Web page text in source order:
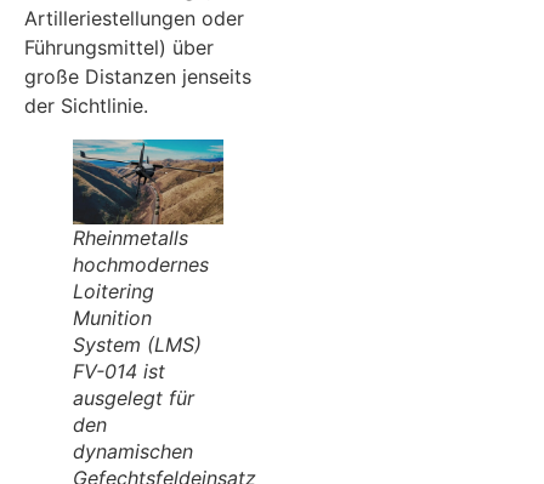
Artilleriestellungen oder
Führungsmittel) über
große Distanzen jenseits
der Sichtlinie.
Rheinmetalls
hochmodernes
Loitering
Munition
System (LMS)
FV-014 ist
ausgelegt für
den
dynamischen
Gefechtsfeldeinsatz